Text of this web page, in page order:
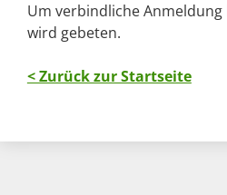
Um verbindliche
wird gebeten.
< Zurück zur Startseite